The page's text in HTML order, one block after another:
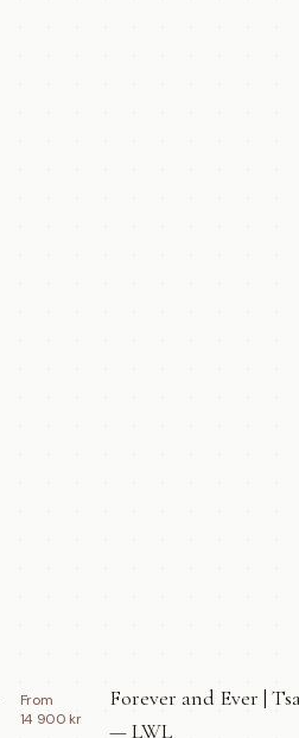
From
14 900 kr
Forever and Ever |
— LWL